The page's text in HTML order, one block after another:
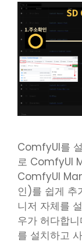
ComfyUI를
로 ComfyUI
ComfyUI
인)를 쉽게 추
니저 자체를
우가 허다합
를 설치하고